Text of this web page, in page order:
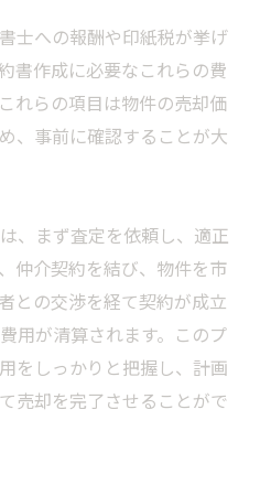
士への報酬や印紙税が挙げ
書作成に必要なこれらの費
れらの項目は物件の売却価
、事前に確認することが大
、まず査定を依頼し、適正
仲介契約を結び、物件を市
との交渉を経て契約が成立
用が清算されます。このプ
をしっかりと把握し、計画
売却を完了させることがで